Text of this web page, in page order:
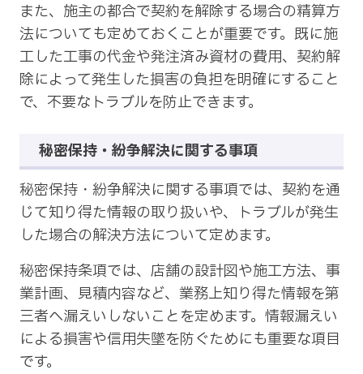
また、施主の都合で契約を解除する場合の精算方
法についても定めておくことが重要です。既に施
工した工事の代金や発注済み資材の費用、契約解
除によって発生した損害の負担を明確にすること
で、不要なトラブルを防止できます。
秘密保持・紛争解決に関する事項
秘密保持・紛争解決に関する事項では、契約を通
じて知り得た情報の取り扱いや、トラブルが発生
した場合の解決方法について定めます。
秘密保持条項では、店舗の設計図や施工方法、事
業計画、見積内容など、業務上知り得た情報を第
三者へ漏えいしないことを定めます。情報漏えい
による損害や信用失墜を防ぐためにも重要な項目
です。